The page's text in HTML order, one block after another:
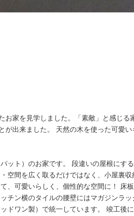
家を見学しました。「素敵」と感じる
が出来ました。 天然の木を使った可愛
ット）のお家です。 段違いの屋根にす
空間を広く取るだけではなく、小屋裏収
、可愛いらしく、個性的な空間に！
チン横のタイルの腰壁にはマガジンラ
ドワン製）で統一しています。 竣工後